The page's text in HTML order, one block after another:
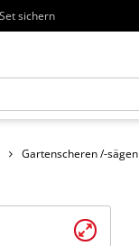
sichern
Gartenscheren /-sägen